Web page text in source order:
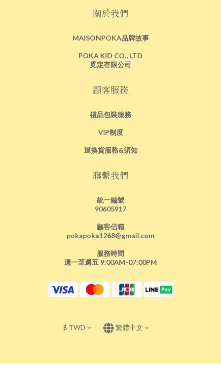
關於我們
MAISONPOKA品牌故事
POKA KID CO., LTD
覓定有限公司
顧客服務
禮品包裝服務
VIP制度
退換貨服務&須知
聯繫我們
統一編號
90605917
顧客信箱
pokapoka1268@gmail.com
服務時間
週一至週五 9:00AM-07:00PM
$ TWD 繁體中文